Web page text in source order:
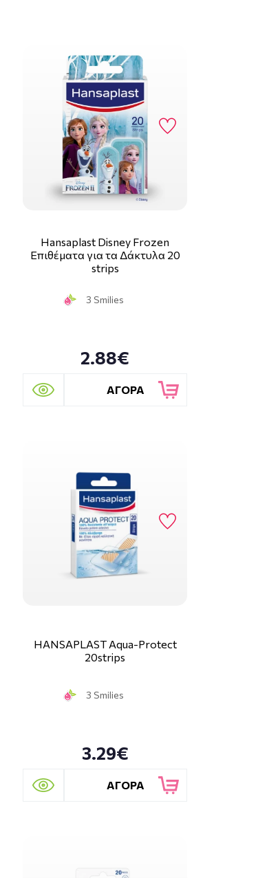
Hansaplast Disney Frozen
Επιθέματα για τα Δάκτυλα 20
strips
3 Smilies
2.88€
ΑΓΟΡΑ
HANSAPLAST Aqua-Protect
20strips
3 Smilies
3.29€
ΑΓΟΡΑ